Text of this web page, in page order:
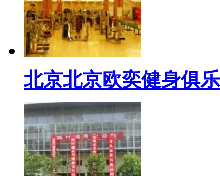
北京北京欧奕健身俱